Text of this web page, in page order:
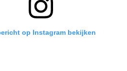
op Instagram bekijken